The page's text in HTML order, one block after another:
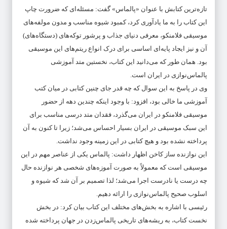
تازه‌ترین کتابش با عنوان «پالماس» گفت: مسئله‌ای که ضرورت چاپ
این کتاب را به ما یادآوری کرد، کمبود شیوه مناسب و مدون مولفه‌های
موسیقی فلامنکو، معرفی دنیای جذاب و پرشور توکه‌های (دستگاه‌های)
آن و نیز ایجاد پایه‌ای اساسی برای درک انواع ریتم‌های این موسیقی
بود. همان طور که می‌دانید این کتاب، نخستین متد آموزشی
پالماس‌نوازی در ایران است.
وی در پاسخ به این سوال که چه قدر جای چنین کتابی در میان کتب
آموزشی ما خالی بود، افزود: با وجود اینکه چندین دهه از حضور
موسیقی فلامنکو در ایران می‌گذرد، فقدان متد درسی مناسب برای
این سبک موسیقی در ایران بسیار احساس می‌شد؛ زیرا تا کنون به آن
پرداخته نشده بود و هیچ کتابی در این زمینه وجود نداشت.
این نوازنده ساز کاخن اظهار داشت: پالماس یکی از عناصر مهم در این
موسیقی است که معمولاً به صورت آموزه‌های شخصی هر نوازنده حال
چه درست یا نادرست اجرا می‌شد؛ لذا تصمیم بر آن شد که شیوه و
اسلوب صحیح پالماس‌نوازی را ارائه دهیم.
رئیسی با اشاره به بخش‌های مختلف این کتاب بیان کرد: در بخش
نخست کتاب، به ریشه‌های تاریخی پالماس‌زدن در جهان پرداخته شده